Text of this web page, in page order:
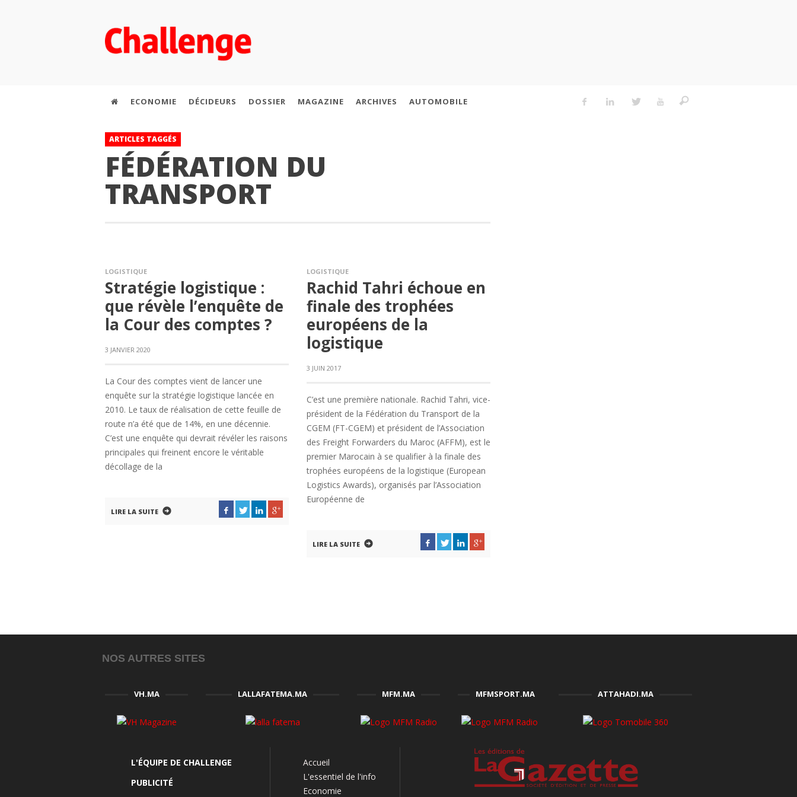
ECONOMIE DÉCIDEURS DOSSIER MAGAZINE ARCHIVES AUTOMOBILE
ARTICLES TAGGÉS
FÉDÉRATION DU
TRANSPORT
LOGISTIQUE
Stratégie logistique :
que révèle l’enquête de
la Cour des comptes ?
3 JANVIER 2020
La Cour des comptes vient de lancer une
enquête sur la stratégie logistique lancée en
2010. Le taux de réalisation de cette feuille de
route n’a été que de 14%, en une décennie.
C’est une enquête qui devrait révéler les raisons
principales qui freinent encore le véritable
décollage de la
LIRE LA SUITE
LOGISTIQUE
Rachid Tahri échoue en
finale des trophées
européens de la
logistique
3 JUIN 2017
C’est une première nationale. Rachid Tahri, vice-
président de la Fédération du Transport de la
CGEM (FT-CGEM) et président de l’Association
des Freight Forwarders du Maroc (AFFM), est le
premier Marocain à se qualifier à la finale des
trophées européens de la logistique (European
Logistics Awards), organisés par l’Association
Européenne de
LIRE LA SUITE
NOS AUTRES SITES
VH.MA LALLAFATEMA.MA MFM.MA MFMSPORT.MA ATTAHADI.MA
L'ÉQUIPE DE CHALLENGE
PUBLICITÉ
Accueil
L'essentiel de l'info
Economie